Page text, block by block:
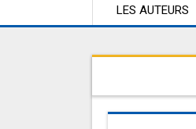
LES AUTEURS